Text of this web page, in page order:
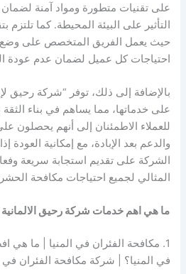
على تقنيات متطورة ومواد آمنة
التأثير على البيئة المحيطة. كما
حيث يعمل الفريق المتخصص على
احتياجات كل عميل لضمان عدم عودة
بالإضافة إلى ذلك، توفر “شركة رحيق
على خدماتها، مما يساهم في بناء
للعملاء الاطمئنان إلى أنهم يحصلون
والدعم بعد الإبادة، مع إمكانية العودة
الشركة على تقديم استجابة سريعة
المثالي لجميع احتياجات مكافحة
ما هي اهم خدمات شركة رحيق
1. مكافحة الفئران في المنيا | ما
في المنيا؟ | شركة مكافحة الفئران في